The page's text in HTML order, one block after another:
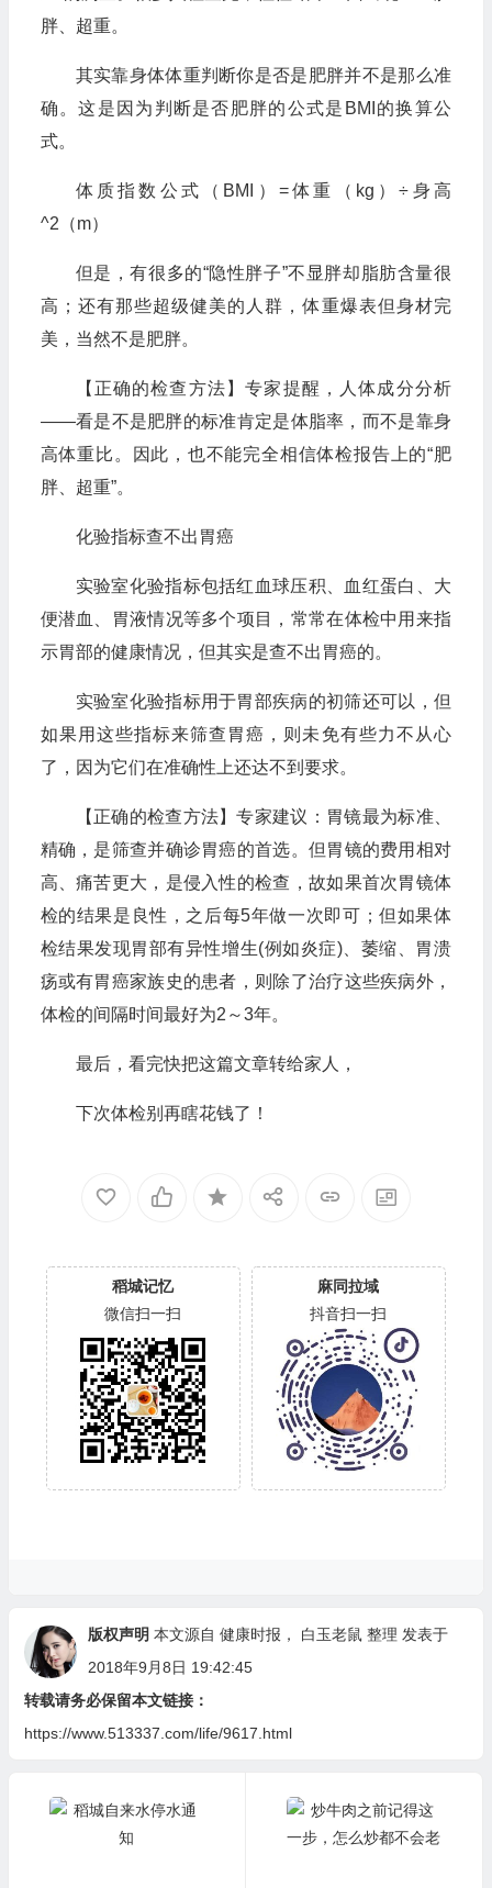
胖、超重。
其实靠身体体重判断你是否是肥胖并不是那么准
确。这是因为判断是否肥胖的公式是BMI的换算公
式。
体质指数公式（BMI）=体重（kg）÷身高
^2（m）
但是，有很多的“隐性胖子”不显胖却脂肪含量很
高；还有那些超级健美的人群，体重爆表但身材完
美，当然不是肥胖。
【正确的检查方法】专家提醒，人体成分分析
——看是不是肥胖的标准肯定是体脂率，而不是靠身
高体重比。因此，也不能完全相信体检报告上的“肥
胖、超重”。
化验指标查不出胃癌
实验室化验指标包括红血球压积、血红蛋白、大
便潜血、胃液情况等多个项目，常常在体检中用来指
示胃部的健康情况，但其实是查不出胃癌的。
实验室化验指标用于胃部疾病的初筛还可以，但
如果用这些指标来筛查胃癌，则未免有些力不从心
了，因为它们在准确性上还达不到要求。
【正确的检查方法】专家建议：胃镜最为标准、
精确，是筛查并确诊胃癌的首选。但胃镜的费用相对
高、痛苦更大，是侵入性的检查，故如果首次胃镜体
检的结果是良性，之后每5年做一次即可；但如果体
检结果发现胃部有异性增生(例如炎症)、萎缩、胃溃
疡或有胃癌家族史的患者，则除了治疗这些疾病外，
体检的间隔时间最好为2～3年。
最后，看完快把这篇文章转给家人，
下次体检别再瞎花钱了！
稻城记忆
微信扫一扫
麻同拉域
抖音扫一扫
版权声明 本文源自 健康时报 ， 白玉老鼠 整理 发表于
2018年9月8日 19:42:45
转载请务必保留本文链接：
https://www.513337.com/life/9617.html